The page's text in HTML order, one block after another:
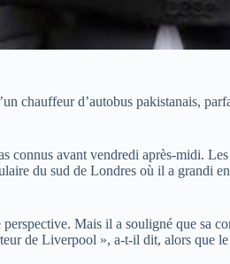
chauffeur d’autobus pakistanais,
connus avant vendredi après-midi.
du sud de Londres où il a
Mais il a souligné que sa
de Liverpool », a-t-il dit, alors que